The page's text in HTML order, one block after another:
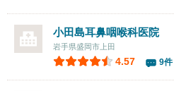
小田島耳鼻咽喉科医院
岩手県盛岡市上田
4.57 9件